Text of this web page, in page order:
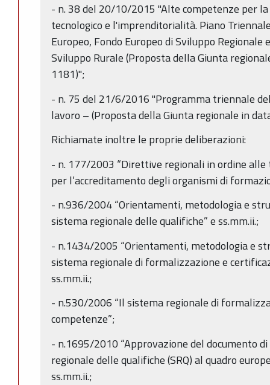
- n. 38 del 20/10/2015 "Alte competenze per
tecnologico e l'imprenditorialità. Piano
Europeo, Fondo Europeo di Sviluppo Regionale
Sviluppo Rurale (Proposta della Giunta
1181)";
- n. 75 del 21/6/2016 "Programma triennale
lavoro – (Proposta della Giunta regionale in
Richiamate inoltre le proprie deliberazioni:
- n. 177/2003 “Direttive regionali in ordine alle
per l’accreditamento degli organismi di
- n.936/2004 “Orientamenti, metodologia e
sistema regionale delle qualifiche” e ss.mm.ii.;
- n.1434/2005 “Orientamenti, metodologia e
sistema regionale di formalizzazione e
ss.mm.ii.;
- n.530/2006 “Il sistema regionale di
competenze”;
- n.1695/2010 “Approvazione del documento
regionale delle qualifiche (SRQ) al quadro
ss.mm.ii.;